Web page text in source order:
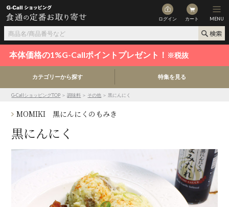
ログイン カート MENU
本体価格の1%G-Callポイントプレゼント！ ※税抜
カテゴリーから探す 特集を見る
G-CallショッピングTOP ＞調味料 ＞ その他 ＞ 黒にんにく
MOMIKI 黒にんにくのもみき
黒にんにく